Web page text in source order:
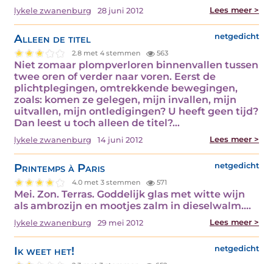
lykele zwanenburg 28 juni 2012 Lees meer >
Alleen de titel netgedicht
2.8 met 4 stemmen 563
Niet zomaar plompverloren binnenvallen tussen
twee oren of verder naar voren. Eerst de
plichtplegingen, omtrekkende bewegingen,
zoals: komen ze gelegen, mijn invallen, mijn
uitvallen, mijn ontledigingen? U heeft geen tijd?
Dan leest u toch alleen de titel?…
lykele zwanenburg 14 juni 2012 Lees meer >
Printemps à Paris netgedicht
4.0 met 3 stemmen 571
Mei. Zon. Terras. Goddelijk glas met witte wijn
als ambrozijn en mootjes zalm in dieselwalm.…
lykele zwanenburg 29 mei 2012 Lees meer >
Ik weet het! netgedicht